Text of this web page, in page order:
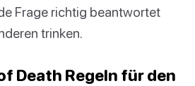
Frage richtig beantwortet
trinken.
Death Regeln für den